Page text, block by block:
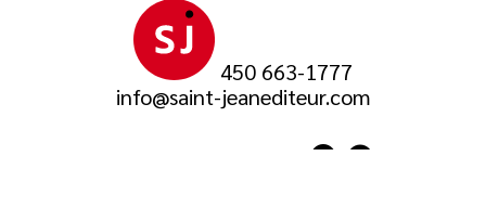
450 663-1777
info@saint-jeanediteur.com